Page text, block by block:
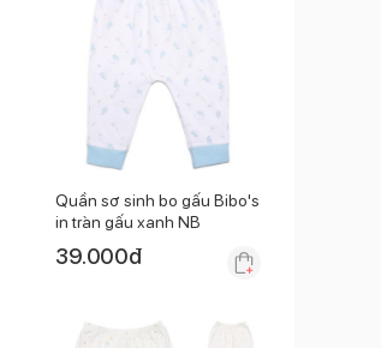
Quần sơ sinh bo gấu Bibo's
in tràn gấu xanh NB
39.000đ